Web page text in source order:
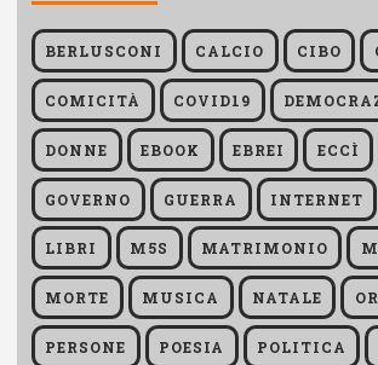
BERLUSCONI CALCIO CIBO
COMICITÀ COVID19
DONNE EBOOK EBREI ECCÌ
GOVERNO GUERRA INTERNET
LIBRI M5S MATRIMONIO
MORTE MUSICA NATALE
PERSONE POESIA POLITICA